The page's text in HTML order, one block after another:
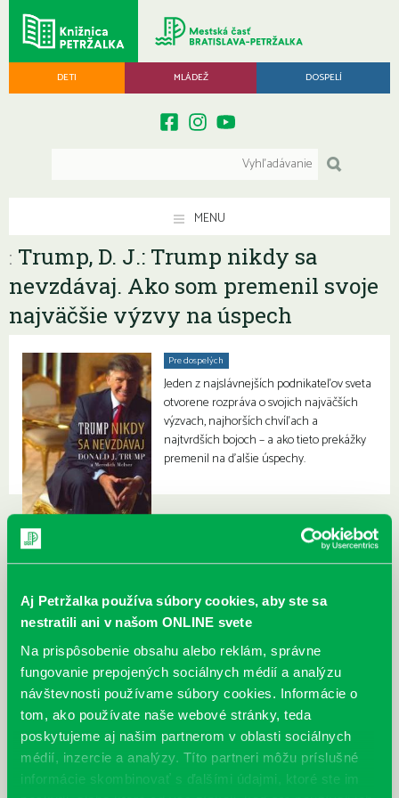
Aj Petržalka používa súbory cookies, aby ste sa
nestratili ani v našom ONLINE svete
Na prispôsobenie obsahu alebo reklám, správne
fungovanie prepojených sociálnych médií a analýzu
návštevnosti používame súbory cookies. Informácie o
tom, ako používate naše webové stránky, teda
poskytujeme aj našim partnerom v oblasti sociálnych
médií, inzercie a analýzy. Títo partneri môžu príslušné
informácie skombinovať s ďalšími údajmi, ktoré ste im
DETI MLÁDEŽ DOSPELÍ
MENU
: Trump, D. J.: Trump nikdy sa
nevzdávaj. Ako som premenil svoje
najväčšie výzvy na úspech
Pre dospelých
Jeden z najslávnejších podnikateľov sveta
otvorene rozpráva o svojich najväčších
výzvach, najhorších chvíľach a
najtvrdších bojoch – a ako tieto prekážky
premenil na ďalšie úspechy.